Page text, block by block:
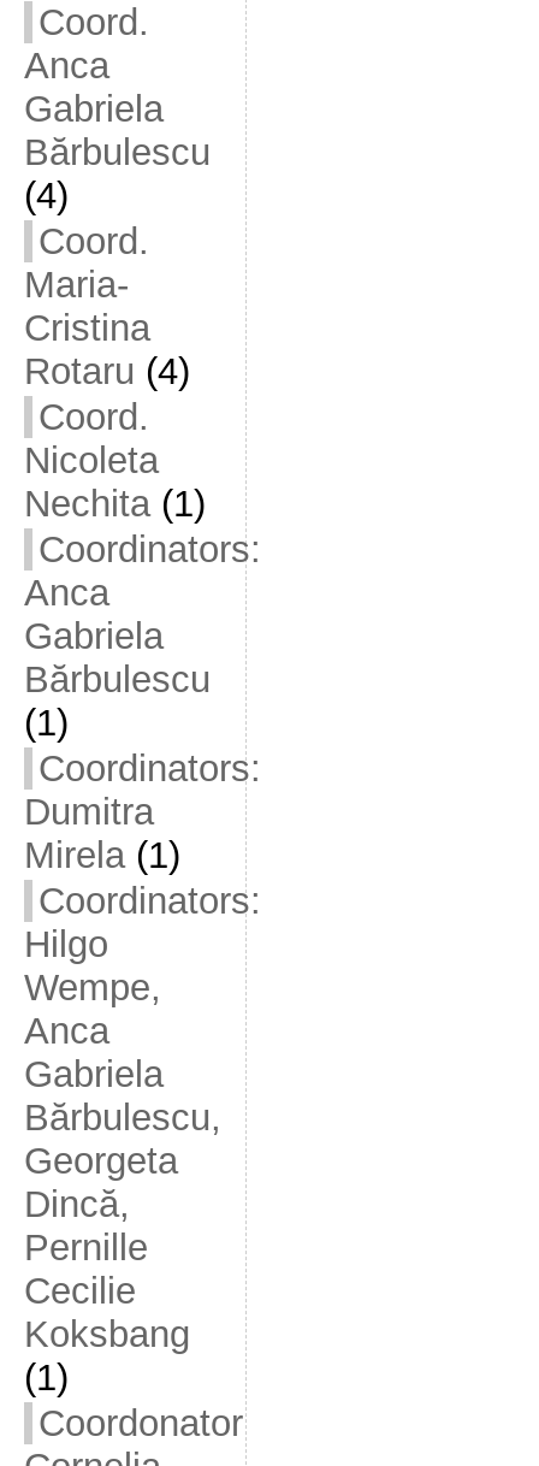
Coord.
Anca
Gabriela
Bărbulescu
(4)
Coord.
Maria-
Cristina
Rotaru (4)
Coord.
Nicoleta
Nechita(1)
Coordinators:
Anca
Gabriela
Bărbulescu
(1)
Coordinators:
Dumitra
Mirela(1)
Coordinators:
Hilgo
Wempe,
Anca
Gabriela
Bărbulescu,
Georgeta
Dincă,
Pernille
Cecilie
Koksbang
(1)
Coordonator